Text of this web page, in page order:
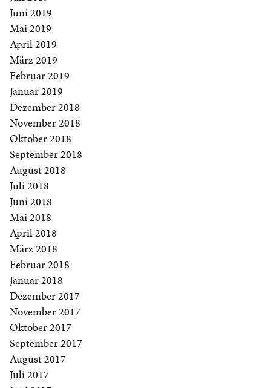
Juni 2019
Mai 2019
April 2019
März 2019
Februar 2019
Januar 2019
Dezember 2018
November 2018
Oktober 2018
September 2018
August 2018
Juli 2018
Juni 2018
Mai 2018
April 2018
März 2018
Februar 2018
Januar 2018
Dezember 2017
November 2017
Oktober 2017
September 2017
August 2017
Juli 2017